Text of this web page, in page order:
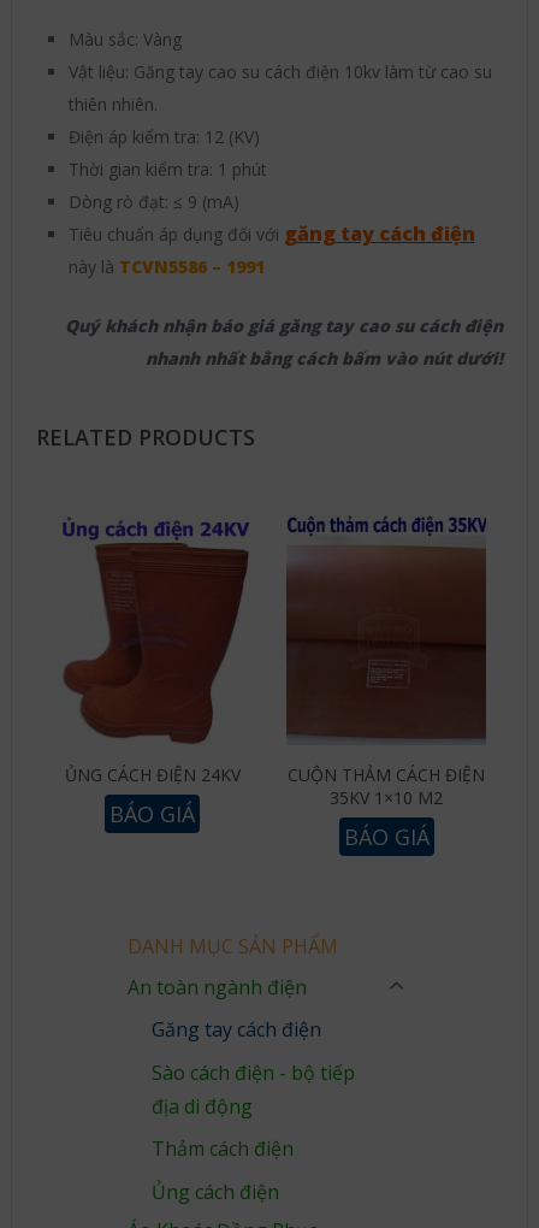
Màu sắc: Vàng
Vật liệu: Găng tay cao su cách điện 10kv làm từ cao su
thiên nhiên.
Điện áp kiểm tra: 12 (KV)
Thời gian kiểm tra: 1 phút
Dòng rò đạt: ≤ 9 (mA)
Tiêu chuẩn áp dụng đối với găng tay cách điện
này là TCVN5586 – 1991
Quý khách nhận báo giá găng tay cao su cách điện
nhanh nhất bằng cách bấm vào nút dưới!
RELATED PRODUCTS
ỦNG CÁCH ĐIỆN 24KV
BÁO GIÁ
CUỘN THẢM CÁCH ĐIỆN
35KV 1×10 M2
BÁO GIÁ
DANH MỤC SẢN PHẨM
An toàn ngành điện
Găng tay cách điện
Sào cách điện - bộ tiếp
địa di động
Thảm cách điện
Ủng cách điện